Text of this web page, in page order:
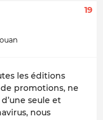
19
les éditions
promotions, ne
seule et
nous